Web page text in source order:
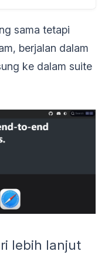
sama tetapi
berjalan dalam
ke dalam suite
lebih lanjut